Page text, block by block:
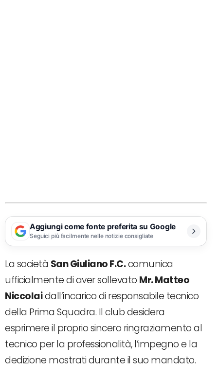
Aggiungi come fonte preferita su Google
Seguici più facilmente nelle notizie consigliate
La società San Giuliano F.C.comunica
ufficialmente di aver sollevato Mr. Matteo
Niccolaidall’incarico di responsabile tecnico
della Prima Squadra. Il club desidera
esprimere il proprio sincero ringraziamento al
tecnico per la professionalità, l’impegno e la
dedizione mostrati durante il suo mandato.